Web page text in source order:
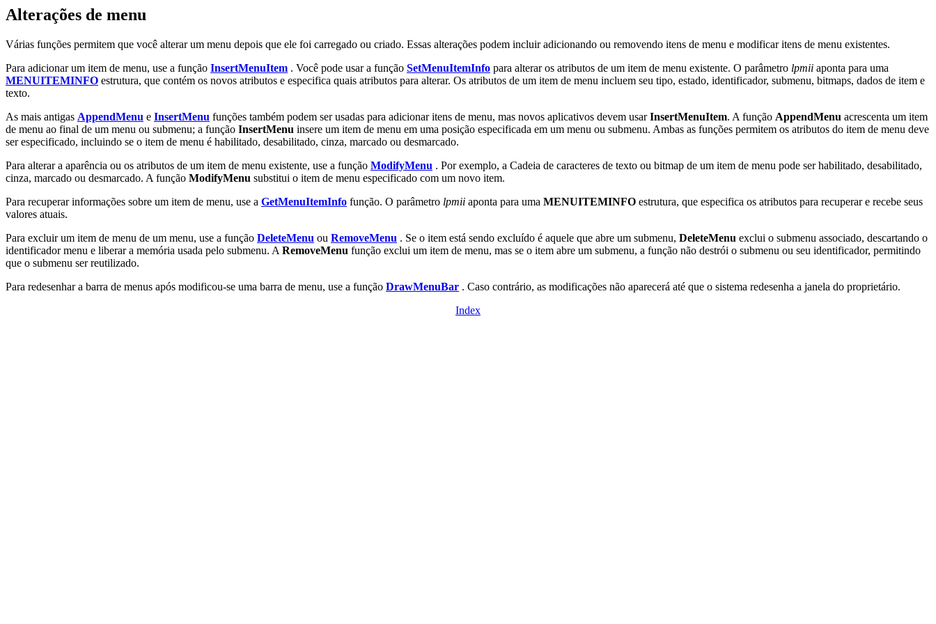
Alterações de menu
Várias funções permitem que você alterar um menu depois que ele foi carregado ou criado. Essas alterações podem incluir adicionando ou removendo itens de menu e modificar itens de menu existentes.
Para adicionar um item de menu, use a função InsertMenuItem . Você pode usar a função SetMenuItemInfo para alterar os atributos de um item de menu existente. O parâmetro lpmii aponta para uma
MENUITEMINFO estrutura, que contém os novos atributos e especifica quais atributos para alterar. Os atributos de um item de menu incluem seu tipo, estado, identificador, submenu, bitmaps, dados de item e
texto.
As mais antigas AppendMenu e InsertMenu funções também podem ser usadas para adicionar itens de menu, mas novos aplicativos devem usarInsertMenuItem. A função AppendMenu acrescenta um item
de menu ao final de um menu ou submenu; a função InsertMenu insere um item de menu em uma posição especificada em um menu ou submenu. Ambas as funções permitem os atributos do item de menu deve
ser especificado, incluindo se o item de menu é habilitado, desabilitado, cinza, marcado ou desmarcado.
Para alterar a aparência ou os atributos de um item de menu existente, use a função ModifyMenu . Por exemplo, a Cadeia de caracteres de texto ou bitmap de um item de menu pode ser habilitado, desabilitado,
cinza, marcado ou desmarcado. A função ModifyMenu substitui o item de menu especificado com um novo item.
Para recuperar informações sobre um item de menu, use a GetMenuItemInfo função. O parâmetro lpmii aponta para uma MENUITEMINFO estrutura, que especifica os atributos para recuperar e recebe seus
valores atuais.
Para excluir um item de menu de um menu, use a função DeleteMenu ou RemoveMenu . Se o item está sendo excluído é aquele que abre um submenu, DeleteMenu exclui o submenu associado, descartando o
identificador menu e liberar a memória usada pelo submenu. A RemoveMenu função exclui um item de menu, mas se o item abre um submenu, a função não destrói o submenu ou seu identificador, permitindo
que o submenu ser reutilizado.
Para redesenhar a barra de menus após modificou-se uma barra de menu, use a função DrawMenuBar . Caso contrário, as modificações não aparecerá até que o sistema redesenha a janela do proprietário.
Index